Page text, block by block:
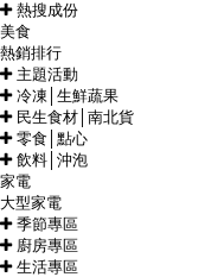
熱搜成份
美食
熱銷排行
主題活動
冷凍│生鮮蔬果
民生食材│南北貨
零食│點心
飲料│沖泡
家電
大型家電
季節專區
廚房專區
生活專區